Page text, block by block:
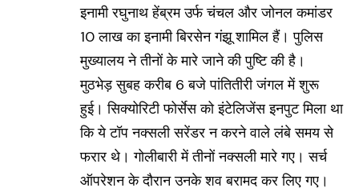
इनामी रघुनाथ हेंब्रम उर्फ चंचल और जोनल कमांडर
10 लाख का इनामी बिरसेन गंझू शामिल हैं। पुलिस
मुख्यालय ने तीनों के मारे जाने की पुष्टि की है।
मुठभेड़ सुबह करीब 6 बजे पांतितीरी जंगल में शुरू
हुई। सिक्योरिटी फोर्सेस को इंटेलिजेंस इनपुट मिला था
कि ये टॉप नक्सली सरेंडर न करने वाले लंबे समय से
फरार थे। गोलीबारी में तीनों नक्सली मारे गए। सर्च
ऑपरेशन के दौरान उनके शव बरामद कर लिए गए।